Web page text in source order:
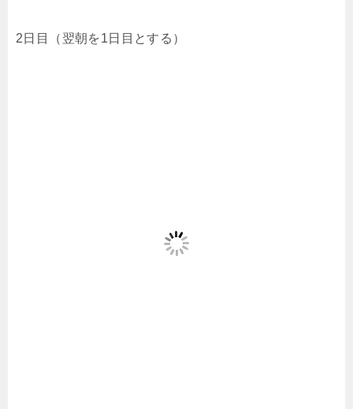
2日目（翌朝を1日目とする）